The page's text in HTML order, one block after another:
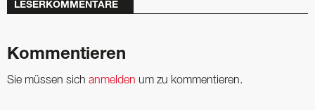
LESERKOMMENTARE
Kommentieren
Sie müssen sich anmelden um zu kommentieren.